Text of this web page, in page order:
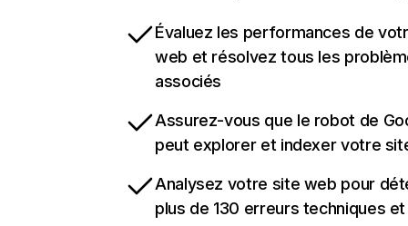
Évaluez les performances de
web et résolvez tous les
associés
Assurez-vous que le robot de
peut explorer et indexer votre
Analysez votre site web pour
plus de 130 erreurs techniques et